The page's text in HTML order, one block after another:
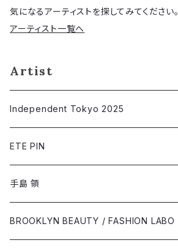
気になるアーティストを探してみてください。
アーティスト一覧へ
Artist
Independent Tokyo 2025
相川出后
@asanomakoto
オガワミチ
ETE PIN
Short Sleeve T-shirt
Long Sleeve T-shirt
手島 領
Short Sleeve T-shirt
BROOKLYN BEAUTY / FASHION LABO